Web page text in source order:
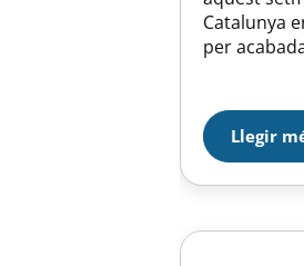
Catalunya
per
Sabadell 6
9 UE Horta
Llegir